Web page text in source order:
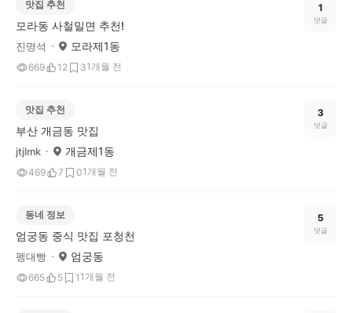
맛집 추천
모라동 사철밀면 추천!
진명석 모라제1동
669 12 31개월 전
1
댓글
맛집 추천
부산 개금동 맛집
jtjlmk 개금제1동
469 7 01개월 전
3
댓글
동네 정보
엄궁동 중식 맛집 포청천
펭대빵 엄궁동
665 5 1 1개월 전
5
댓글